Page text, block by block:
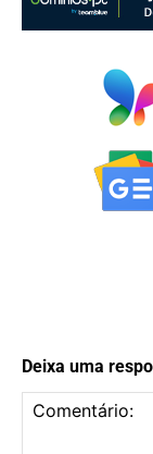
Deixa uma